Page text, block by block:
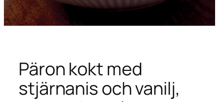
Päron kokt med
stjärnanis och vanilj,